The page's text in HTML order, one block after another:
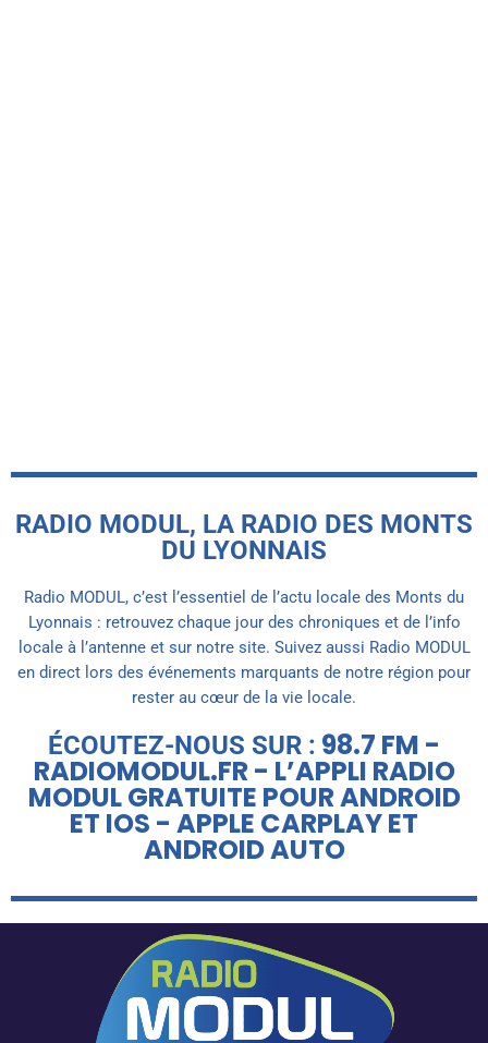
RADIO MODUL, LA RADIO DES MONTS
DU LYONNAIS
Radio MODUL, c’est l’essentiel de l’actu locale des Monts du
Lyonnais : retrouvez chaque jour des chroniques et de l’info
locale à l’antenne et sur notre site. Suivez aussi Radio MODUL
en direct lors des événements marquants de notre région pour
rester au cœur de la vie locale.
ÉCOUTEZ-NOUS SUR : 98.7 FM -
RADIOMODUL.FR - L’APPLI RADIO
MODUL GRATUITE POUR ANDROID
ET IOS - APPLE CARPLAY ET
ANDROID AUTO